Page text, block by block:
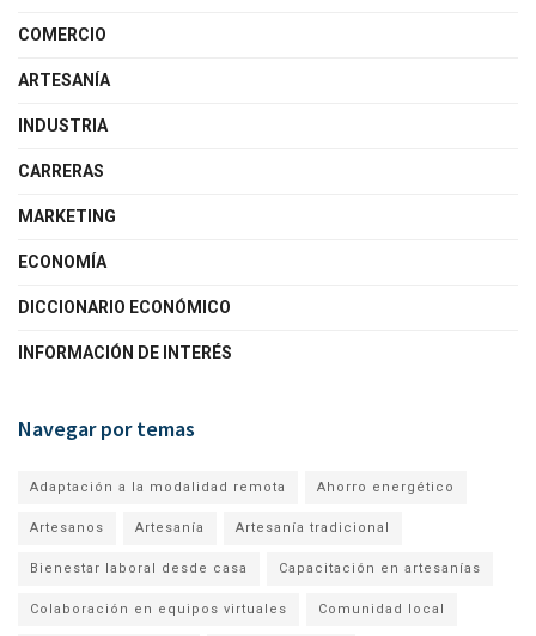
COMERCIO
ARTESANÍA
INDUSTRIA
CARRERAS
MARKETING
ECONOMÍA
DICCIONARIO ECONÓMICO
INFORMACIÓN DE INTERÉS
Navegar por temas
Adaptación a la modalidad remota Ahorro energético
Artesanos Artesanía Artesanía tradicional
Bienestar laboral desde casa Capacitación en artesanías
Colaboración en equipos virtuales Comunidad local